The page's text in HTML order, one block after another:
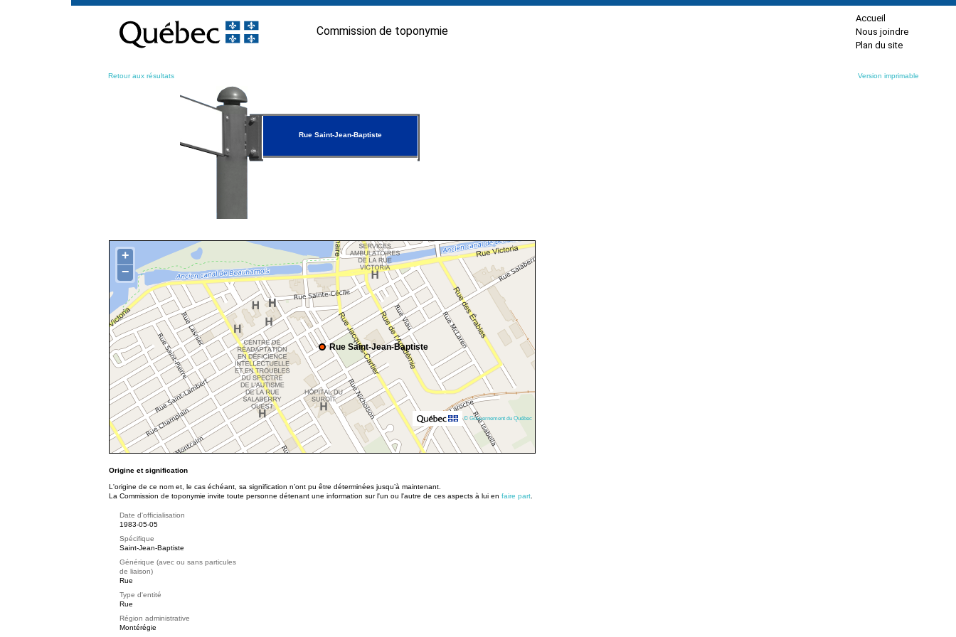
contenu
Commission de toponymie
Accueil
Nous joindre
Plan du site
Retour aux résultats Version imprimable
Rue Saint-Jean-Baptiste
Rue Saint-Jean-Baptiste
+
−
© Gouvernement du Québec
Origine et signification
L'origine de ce nom et, le cas échéant, sa signification n’ont pu être déterminées jusqu’à maintenant.
La Commission de toponymie invite toute personne détenant une information sur l'un ou l'autre de ces aspects à lui en faire part
Date d'officialisation
1983-05-05
Spécifique
Saint-Jean-Baptiste
Générique (avec ou sans particules
de liaison)
Rue
Type d'entité
Rue
Région administrative
Montérégie